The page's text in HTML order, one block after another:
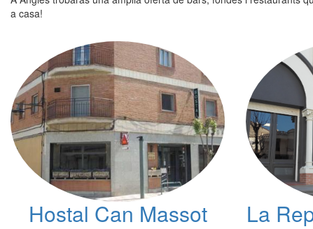
a casa!
Hostal Can Massot La